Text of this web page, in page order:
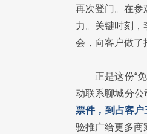
再次登门。在参
力。关键时刻
会，向客户做了
正是这份“
动联系聊城分公
票件，到占客
验推广给更多商